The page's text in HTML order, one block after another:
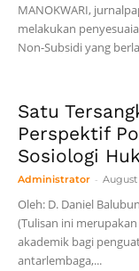
MANOKWARI,
melakukan
Non-Subsidi yang
Satu
Perspektif
Sosiologi
Administrator - August
Oleh: D. Daniel
(Tulisan ini
akademik bagi
antarlembaga,...